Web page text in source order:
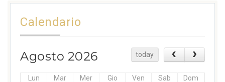
Calendario
Agosto 2026 today
Lun Mar Mer Gio Ven Sab Dom